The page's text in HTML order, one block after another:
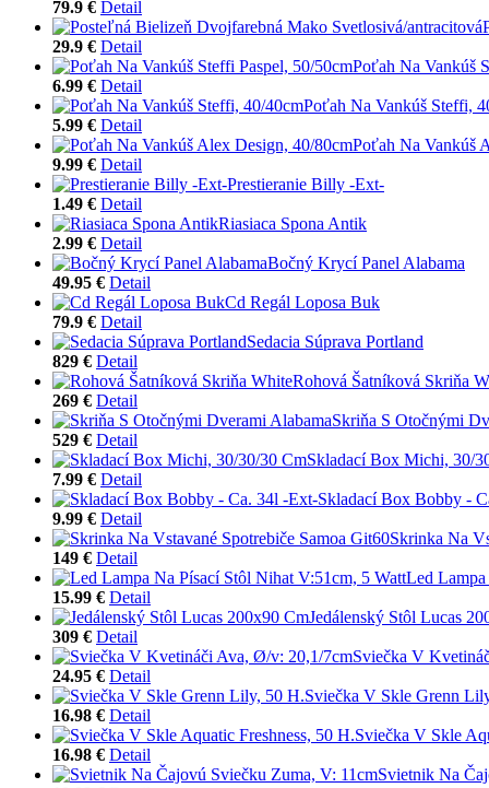
79.9 € Detail
29.9 € Detail
Poťah Na Vankúš
6.99 € Detail
Poťah Na Vankúš Steffi,
5.99 € Detail
Poťah Na Vankúš
9.99 € Detail
Prestieranie Billy -Ext-
1.49 € Detail
Riasiaca Spona Antik
2.99 € Detail
Bočný Krycí Panel Alabama
49.95 € Detail
Cd Regál Loposa Buk
79.9 € Detail
Sedacia Súprava Portland
829 € Detail
Rohová Šatníková Skriňa
269 € Detail
Skriňa S Otočnými
529 € Detail
Skladací Box Michi, 30/
7.99 € Detail
Skladací Box Bobby -
9.99 € Detail
Skrinka Na
149 € Detail
Led
15.99 € Detail
Jedálenský Stôl Lucas
309 € Detail
Sviečka V
24.95 € Detail
Sviečka V Skle Grenn
16.98 € Detail
Sviečka V Skle
16.98 € Detail
Svietnik Na